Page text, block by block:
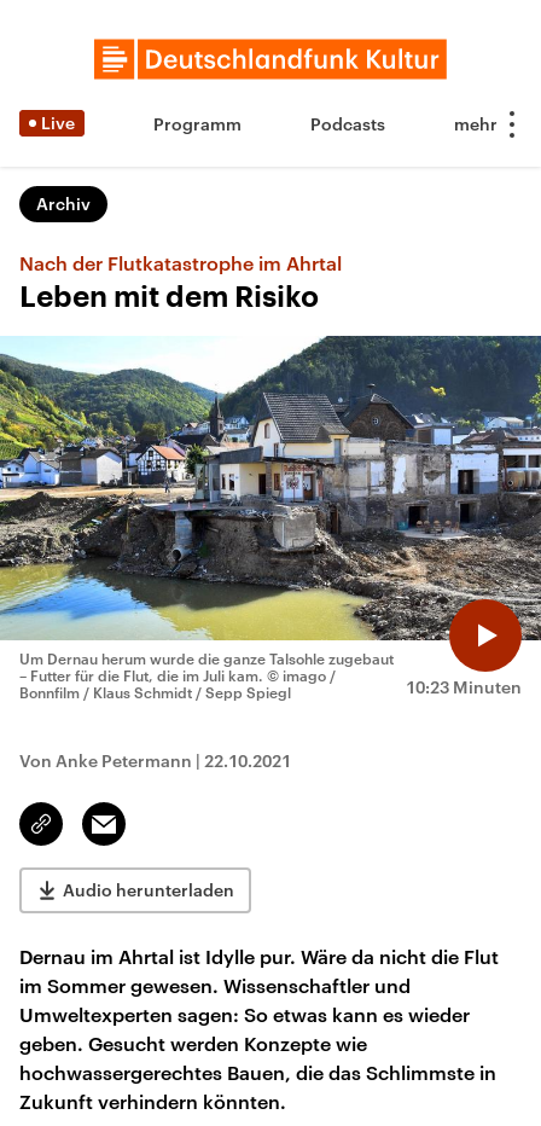
Live Programm Podcasts
Archiv
Nach der Flutkatastrophe im Ahrtal
Leben mit dem Risiko
10:23 Minuten
Um Dernau herum wurde die ganze Talsohle zugebaut
– Futter für die Flut, die im Juli kam. © imago /
Bonnfilm / Klaus Schmidt / Sepp Spiegl
Von Anke Petermann | 22.10.2021
Link
kopieren/teilen
Email
Audio herunterladen
Dernau im Ahrtal ist Idylle pur. Wäre da nicht die Flut
im Sommer gewesen. Wissenschaftler und
Umweltexperten sagen: So etwas kann es wieder
geben. Gesucht werden Konzepte wie
hochwassergerechtes Bauen, die das Schlimmste in
Zukunft verhindern könnten.